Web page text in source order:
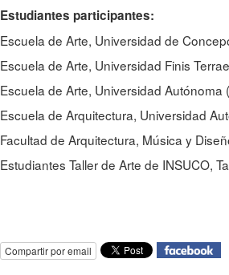
Estudiantes participantes:
Escuela de Arte, Universidad de
Escuela de Arte, Universidad Finis Terrae
Escuela de Arte, Universidad Autónoma
Escuela de Arquitectura, Universidad
Facultad de Arquitectura, Música y
Estudiantes Taller de Arte de INSUCO,
Compartir por email